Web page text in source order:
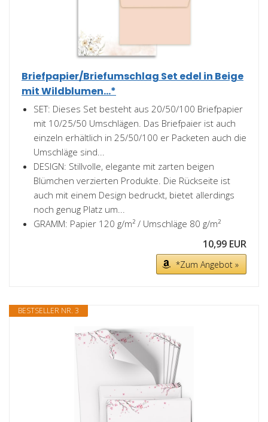
Briefpapier/Briefumschlag Set edel in Beige
mit Wildblumen...*
SET: Dieses Set besteht aus 20/50/100 Briefpapier
mit 10/25/50 Umschlägen. Das Briefpaier ist auch
einzeln erhältlich in 25/50/100 er Packeten auch die
Umschläge sind...
DESIGN: Stillvolle, elegante mit zarten beigen
Blümchen verzierten Produkte. Die Rückseite ist
auch mit einem Design bedruckt, bietet allerdings
noch genug Platz um...
GRAMM: Papier 120 g/m² / Umschläge 80 g/m²
10,99 EUR
*Zum Angebot »
BESTSELLER NR. 3